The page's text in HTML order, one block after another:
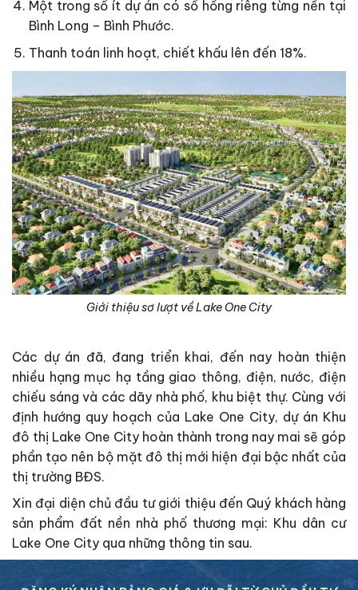
Một trong số ít dự án có sổ hồng riêng từng nền tại
Bình Long – Bình Phước.
Thanh toán linh hoạt, chiết khấu lên đến 18%.
Giới thiệu sơ lượt về Lake One City
Các dự án đã, đang triển khai, đến nay hoàn thiện
nhiều hạng mục hạ tầng giao thông, điện, nước, điện
chiếu sáng và các dãy nhà phố, khu biệt thự. Cùng với
định hướng quy hoạch của Lake One City, dự án Khu
đô thị Lake One City hoàn thành trong nay mai sẽ góp
phần tạo nên bộ mặt đô thị mới hiện đại bậc nhất của
thị trường BĐS.
Xin đại diện chủ đầu tư giới thiệu đến Quý khách hàng
sản phẩm đất nền nhà phố thương mại: Khu dân cư
Lake One City qua những thông tin sau.